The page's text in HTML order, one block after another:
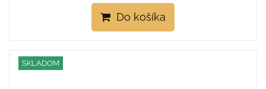
Do košíka
SKLADOM